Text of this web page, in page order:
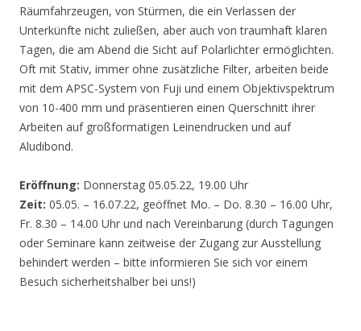
Räumfahrzeugen, von Stürmen, die ein Verlassen der
Unterkünfte nicht zuließen, aber auch von traumhaft klaren
Tagen, die am Abend die Sicht auf Polarlichter ermöglichten.
Oft mit Stativ, immer ohne zusätzliche Filter, arbeiten beide
mit dem APSC-System von Fuji und einem Objektivspektrum
von 10-400 mm und präsentieren einen Querschnitt ihrer
Arbeiten auf großformatigen Leinendrucken und auf
Aludibond.
Eröffnung: Donnerstag 05.05.22, 19.00 Uhr
Zeit: 05.05. – 16.07.22, geöffnet Mo. – Do. 8.30 – 16.00 Uhr,
Fr. 8.30 – 14.00 Uhr und nach Vereinbarung (durch Tagungen
oder Seminare kann zeitweise der Zugang zur Ausstellung
behindert werden – bitte informieren Sie sich vor einem
Besuch sicherheitshalber bei uns!)